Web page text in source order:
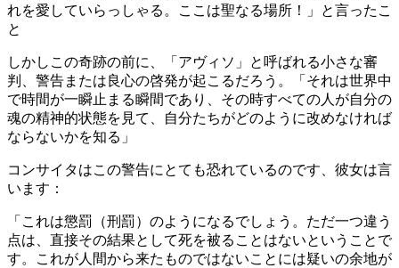
れを愛していらっしゃる。ここは聖なる場所！」と言ったこ
と
しかしこの奇跡の前に、「アヴィソ」と呼ばれる小さな審
判、警告または良心の啓発が起こるだろう。「それは世界中
で時間が一瞬止まる瞬間であり、その時すべての人が自分の
魂の精神的状態を見て、自分たちがどのように改めなければ
ならないかを知る」
コンサイタはこの警告にとても恐れているのです、彼女は言
います：
「これは懲罰（刑罰）のようになるでしょう。ただ一つ違う
点は、直接その結果として死を被ることはないということで
す。これが人間から来たものではないことには疑いの余地が